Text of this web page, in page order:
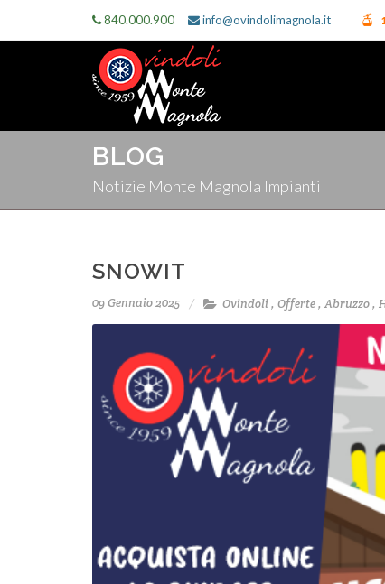
840.000.900 info@ovindolimagnola.it
BLOG
Notizie Monte Magnola Impianti
SNOWIT
09 Gennaio 2025 Ovindoli , Offerte,Abruzzo,